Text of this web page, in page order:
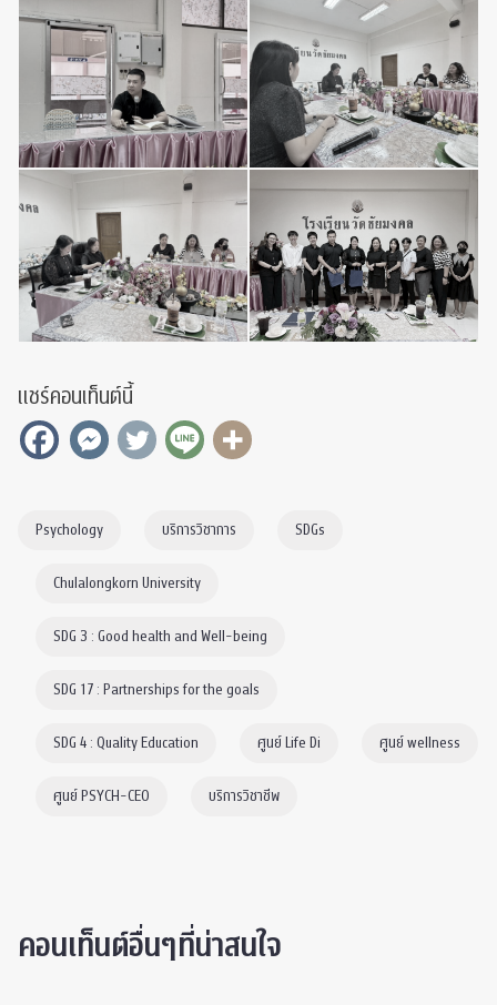
แชร์คอนเท็นต์นี้
Psychology บริการวิชาการ SDGs
Chulalongkorn University
SDG 3 : Good health and Well-being
SDG 17 : Partnerships for the goals
SDG 4 : Quality Education ศูนย์ Life Di ศูนย์ wellness
ศูนย์ PSYCH-CEO บริการวิชาชีพ
คอนเท็นต์อื่นๆที่น่าสนใจ